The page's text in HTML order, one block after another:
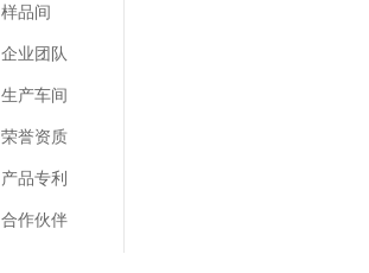
样品间
企业团队
生产车间
荣誉资质
产品专利
合作伙伴